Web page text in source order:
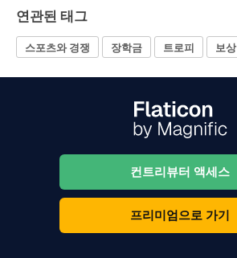
연관된 태그
스포츠와 경쟁 장학금 트로피 보상
컨트리뷰터 액세스
프리미엄으로 가기